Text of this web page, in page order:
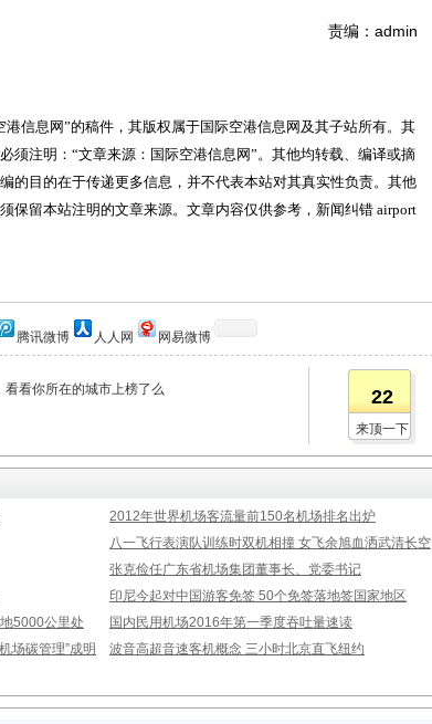
责编：admin
信息网”的稿件，其版权属于国际空港信息网及其子站所有。其
须注明：“文章来源：国际空港信息网”。其他均转载、编译或摘
的目的在于传递更多信息，并不代表本站对其真实性负责。其他
保留本站注明的文章来源。文章内容仅供参考，新闻纠错 airport
腾讯微博 人人网 网易微博
看你所在的城市上榜了么 22
来顶一下
2012年世界机场客流量前150名机场排名出炉
八一飞行表演队训练时双机相撞 女飞余旭血洒武清长空
张克俭任广东省机场集团董事长、党委书记
印尼今起对中国游客免签 50个免签落地签国家地区
5000公里处
国内民用机场2016年第一季度吞吐量速读
场碳管理”成明
波音高超音速客机概念 三小时北京直飞纽约